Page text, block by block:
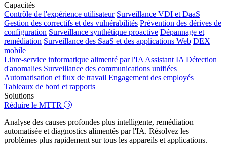
Capacités
Contrôle de l'expérience utilisateur Surveillance VDI et DaaS
Gestion des correctifs et des vulnérabilités Prévention des dérives de
configuration Surveillance synthétique proactive Dépannage et
remédiation Surveillance des SaaS et des applications Web DEX
mobile
Libre-service informatique alimenté par l'IA Assistant IA Détection
d'anomalies Surveillance des communications unifiées
Automatisation et flux de travail Engagement des employés
Tableaux de bord et rapports
Solutions
Réduire le MTTR
Analyse des causes profondes plus intelligente, remédiation
automatisée et diagnostics alimentés par l'IA. Résolvez les
problèmes plus rapidement sur tous les appareils et applications.